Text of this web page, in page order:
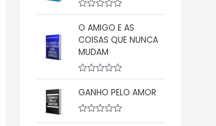
A
v
a
l
i
a
ç
ã
o
0
d
e
5
O AMIGO E AS
COISAS QUE NUNCA
MUDAM
A
v
a
l
i
a
GANHO PELO AMOR